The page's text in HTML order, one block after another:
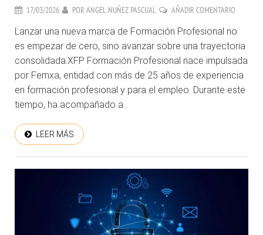
17/03/2026 POR ANGEL NUÑEZ PASCUAL AÑADIR COMENTARIO
Lanzar una nueva marca de Formación Profesional no
es empezar de cero, sino avanzar sobre una trayectoria
consolidada.XFP Formación Profesional nace impulsada
por Femxa, entidad con más de 25 años de experiencia
en formación profesional y para el empleo. Durante este
tiempo, ha acompañado a...
LEER MÁS